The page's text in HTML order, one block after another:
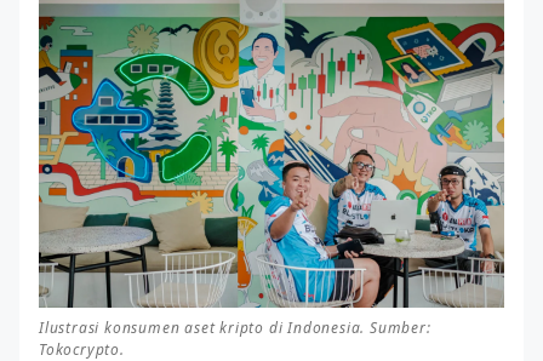
Ilustrasi konsumen aset kripto di Indonesia. Sumber:
Tokocrypto.